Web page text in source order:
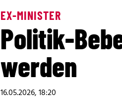
EX-MINISTER
Politik-
werden
16.05.2026, 18:20